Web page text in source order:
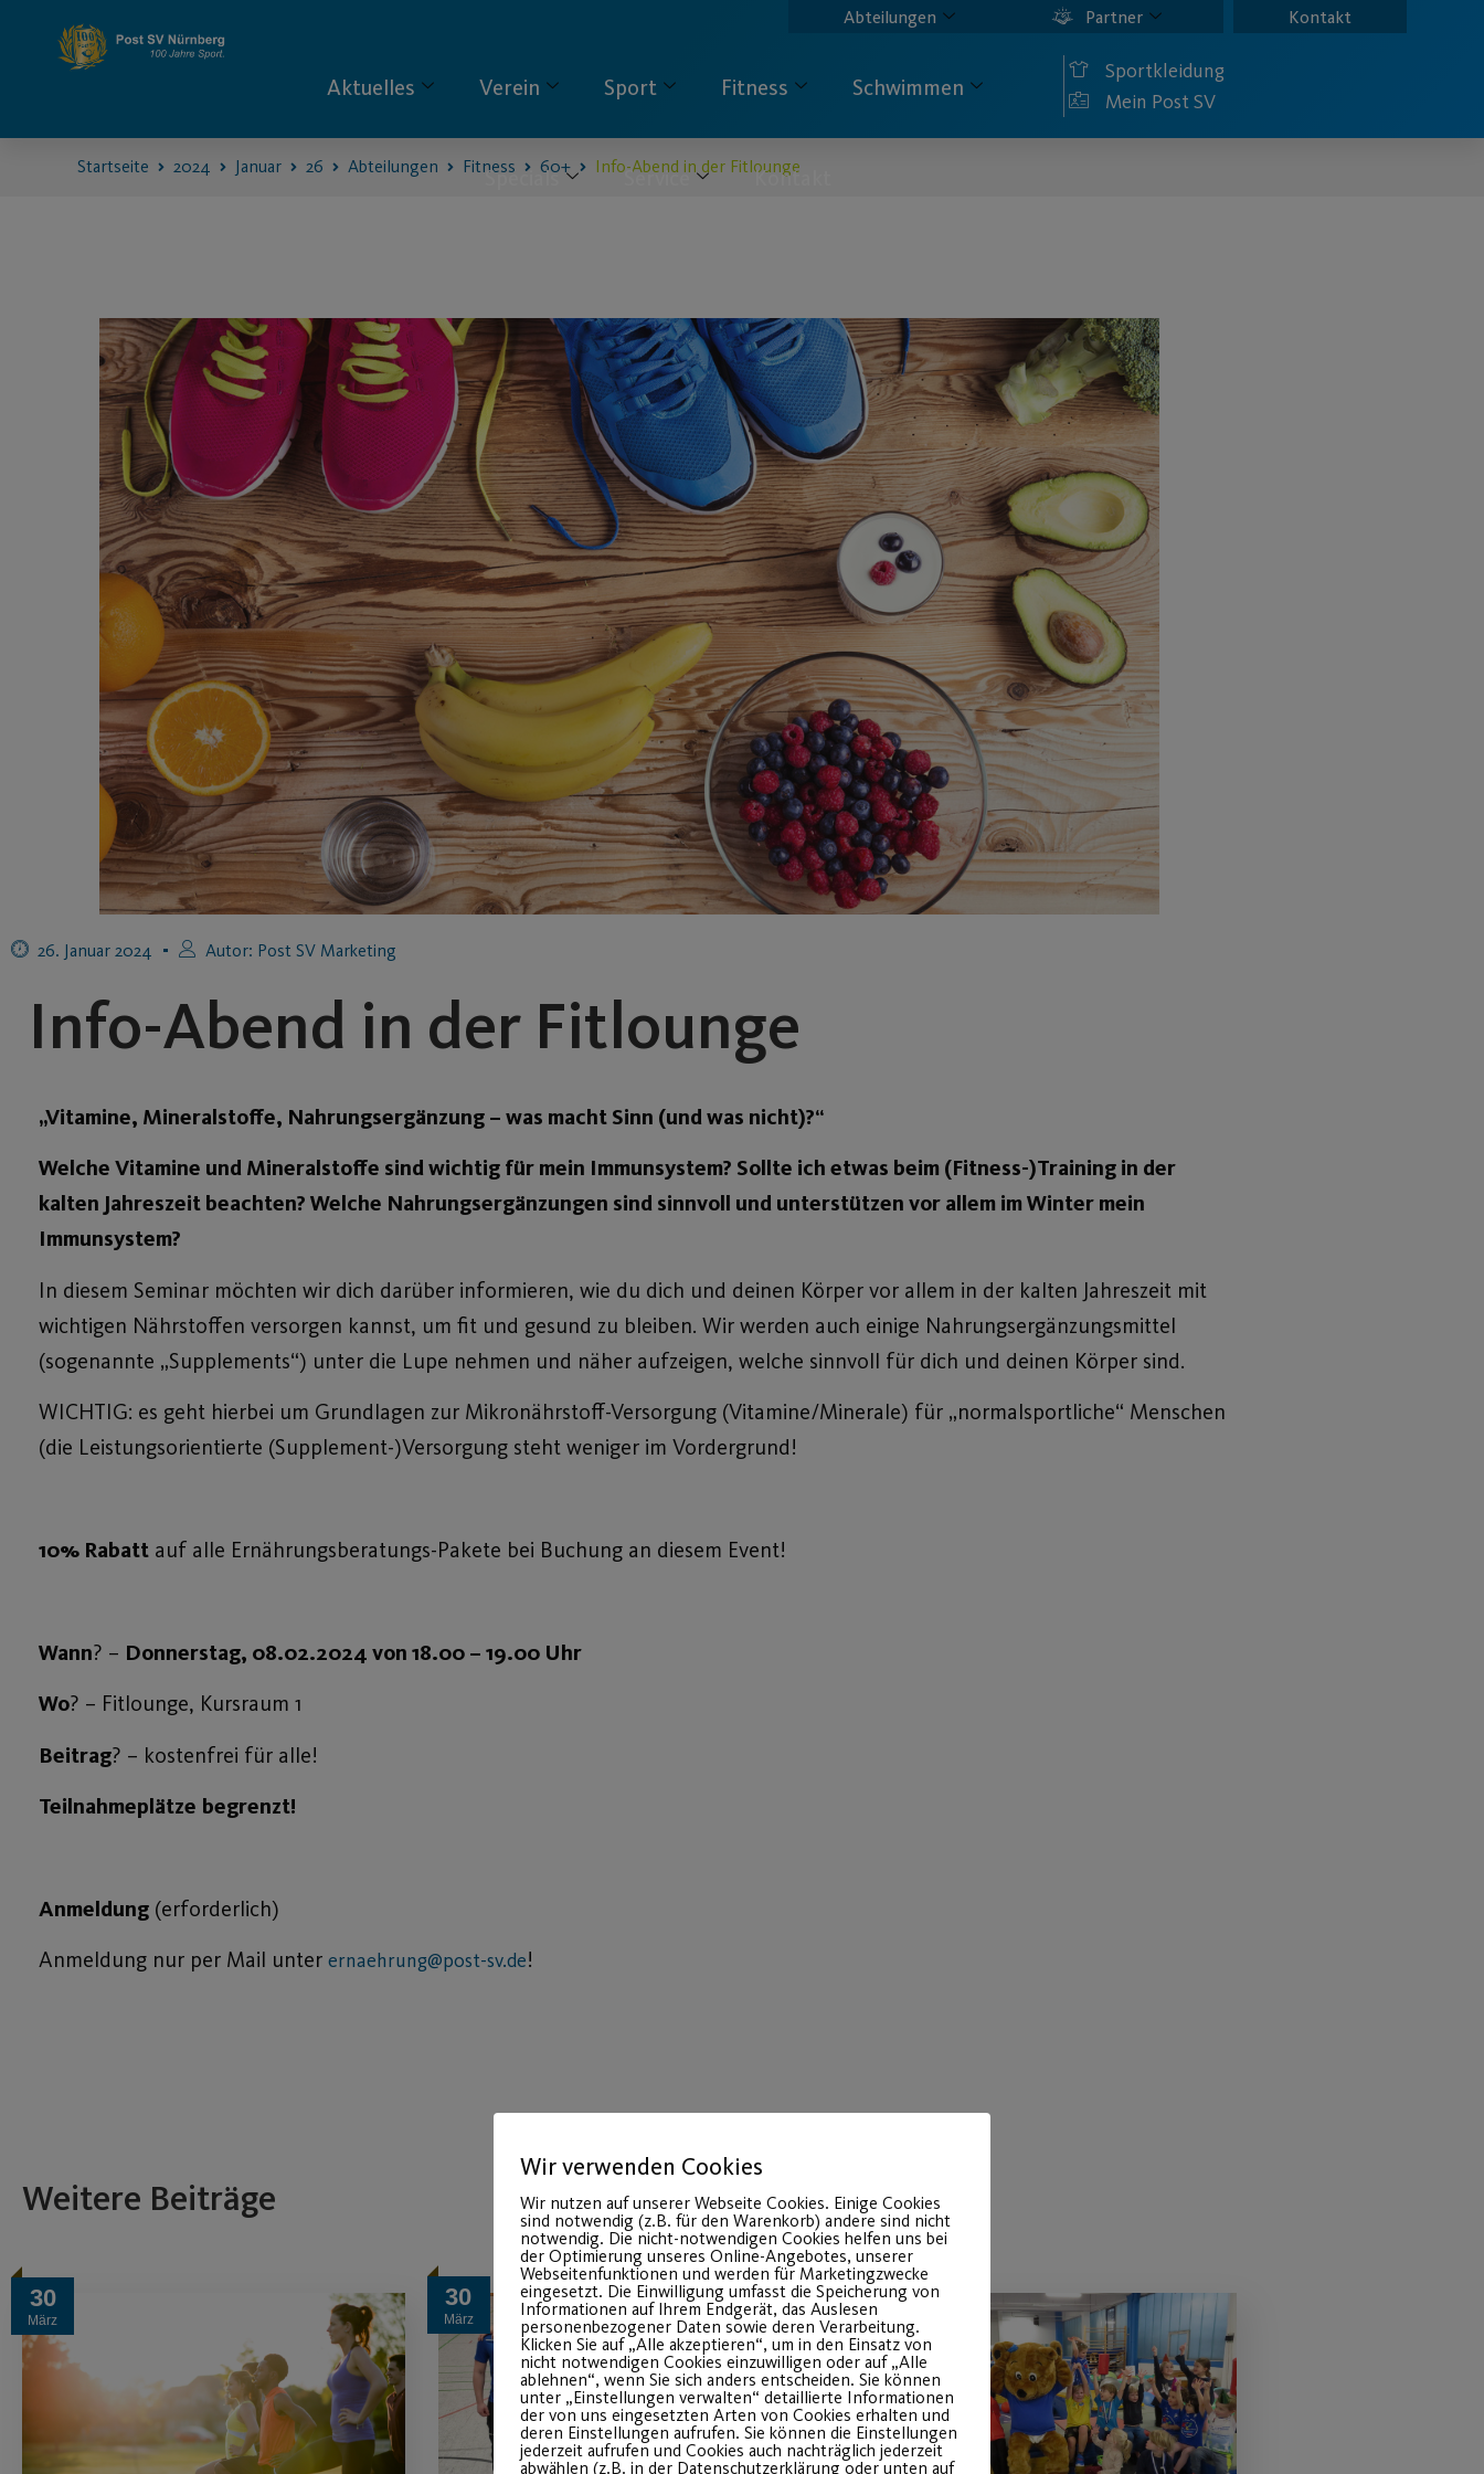
Abteilungen Partner Kontakt
Aktuelles Verein Sport Fitness Schwimmen
Specials Service Kontakt
Sportkleidung
Mein Post SV
Startseite 2024 Januar 26 Abteilungen Fitness 60+ Info-Abend in der Fitlounge
26. Januar 2024 Autor: Post SV Marketing
Info-Abend in der Fitlounge
„Vitamine, Mineralstoffe, Nahrungsergänzung – was macht Sinn (und was nicht)?“
Welche Vitamine und Mineralstoffe sind wichtig für mein Immunsystem? Sollte ich etwas beim (Fitness-)Training in der
kalten Jahreszeit beachten? Welche Nahrungsergänzungen sind sinnvoll und unterstützen vor allem im Winter mein
Immunsystem?
In diesem Seminar möchten wir dich darüber informieren, wie du dich und deinen Körper vor allem in der kalten Jahreszeit mit
wichtigen Nährstoffen versorgen kannst, um fit und gesund zu bleiben. Wir werden auch einige Nahrungsergänzungsmittel
(sogenannte „Supplements“) unter die Lupe nehmen und näher aufzeigen, welche sinnvoll für dich und deinen Körper sind.
WICHTIG: es geht hierbei um Grundlagen zur Mikronährstoff-Versorgung (Vitamine/Minerale) für „normalsportliche“ Menschen
(die Leistungsorientierte (Supplement-)Versorgung steht weniger im Vordergrund!
10% Rabatt auf alle Ernährungsberatungs-Pakete bei Buchung an diesem Event!
Wann? – Donnerstag, 08.02.2024 von 18.00 – 19.00 Uhr
Wo? – Fitlounge, Kursraum 1
Beitrag? – kostenfrei für alle!
Teilnahmeplätze begrenzt!
Anmeldung (erforderlich)
Anmeldung nur per Mail unter ernaehrung@post-sv.de!
Weitere Beiträge
30
März
30
März
29
März
Wir verwenden Cookies
Wir nutzen auf unserer Webseite Cookies. Einige Cookies
sind notwendig (z.B. für den Warenkorb) andere sind nicht
notwendig. Die nicht-notwendigen Cookies helfen uns bei
der Optimierung unseres Online-Angebotes, unserer
Webseitenfunktionen und werden für Marketingzwecke
eingesetzt. Die Einwilligung umfasst die Speicherung von
Informationen auf Ihrem Endgerät, das Auslesen
personenbezogener Daten sowie deren Verarbeitung.
Klicken Sie auf „Alle akzeptieren“, um in den Einsatz von
nicht notwendigen Cookies einzuwilligen oder auf „Alle
ablehnen“, wenn Sie sich anders entscheiden. Sie können
unter „Einstellungen verwalten“ detaillierte Informationen
der von uns eingesetzten Arten von Cookies erhalten und
deren Einstellungen aufrufen. Sie können die Einstellungen
jederzeit aufrufen und Cookies auch nachträglich jederzeit
abwählen (z.B. in der Datenschutzerklärung oder unten auf